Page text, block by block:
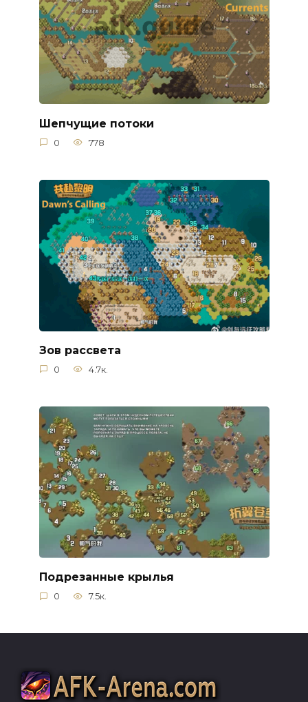
Шепчущие потоки
0 778
Зов рассвета
0 4.7к.
Подрезанные крылья
0 7.5к.